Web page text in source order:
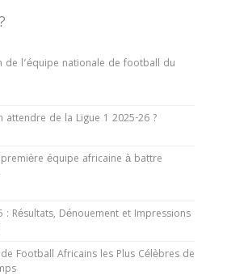
devez savoir sur la Coupe
nationale de football
de l’équipe nationale de football du
attendre de la Ligue 1 2025-26 ?
équipe africaine à battre
: Résultats, Dénouement et Impressions
Football Africains les Plus Célèbres de